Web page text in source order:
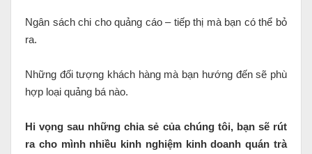
Ngân sách chi cho quảng cáo – tiếp thị mà bạn có thể bỏ
ra.
Những đối tượng khách hàng mà bạn hướng đến sẽ phù
hợp loại quảng bá nào.
Hi vọng sau những chia sẻ của chúng tôi, bạn sẽ rút
ra cho mình nhiều kinh nghiệm kinh doanh quán trà